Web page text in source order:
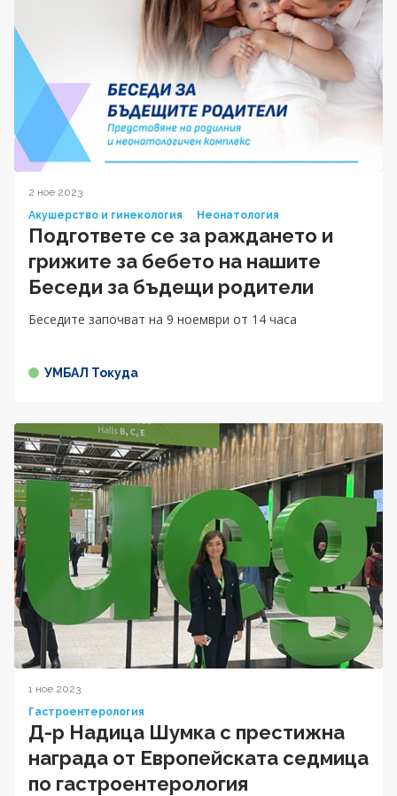
2 ное 2023
Акушерство и гинекология
Неонатология
Подгответе се за раждането и
грижите за бебето на нашите
Беседи за бъдещи родители
Беседите започват на 9 ноември от 14 часа
УМБАЛ Токуда
1 ное 2023
Гастроентерология
Д-р Надица Шумка с престижна
награда от Европейската седмица
по гастроентерология